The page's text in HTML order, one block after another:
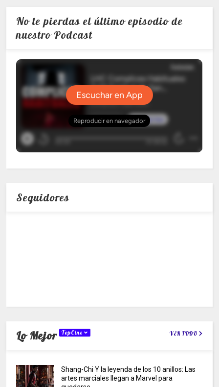
No te pierdas el último episodio de
nuestro Podcast
Seguidores
Lo Mejor TopCine VER TODO
Shang-Chi Y la leyenda de los 10 anillos: Las
artes marciales llegan a Marvel para